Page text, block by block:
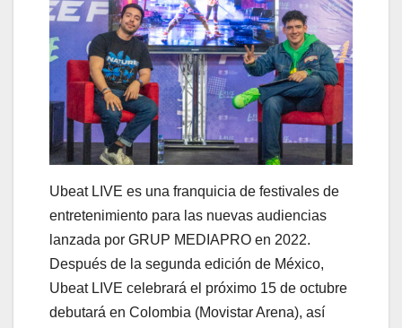
Ubeat LIVE es una franquicia de festivales de
entretenimiento para las nuevas audiencias
lanzada por GRUP MEDIAPRO en 2022.
Después de la segunda edición de México,
Ubeat LIVE celebrará el próximo 15 de octubre
debutará en Colombia (Movistar Arena), así